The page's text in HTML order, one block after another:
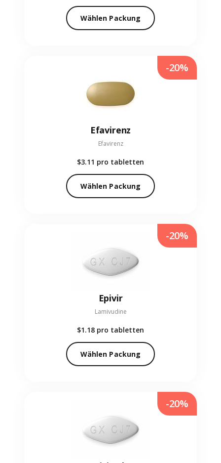
Wählen Packung
Efavirenz
Efavirenz
$3.11 pro tabletten
Wählen Packung
-20%
Epivir
Lamivudine
$1.18 pro tabletten
Wählen Packung
-20%
-20%